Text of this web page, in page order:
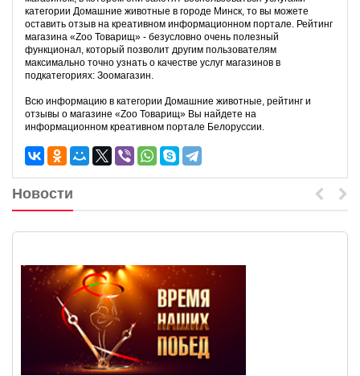
категории Домашние животные в городе Минск, то вы можете
оставить отзыв на креативном информационном портале. Рейтинг
магазина «Zoo Товарищ» - безусловно очень полезный
функционал, который позволит другим пользователям
максимально точно узнать о качестве услуг магазинов в
подкатегориях: Зоомагазин.
Всю информацию в категории Домашние животные, рейтинг и
отзывы о магазине «Zoo Товарищ» Вы найдете на
информационном креативном портале Белоруссии.
Новости